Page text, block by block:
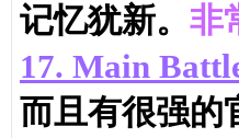
记忆犹新。 非
17. Main
而且有很强的